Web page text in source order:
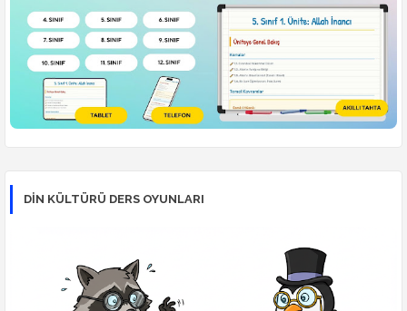
DİN KÜLTÜRÜ DERS OYUNLARI